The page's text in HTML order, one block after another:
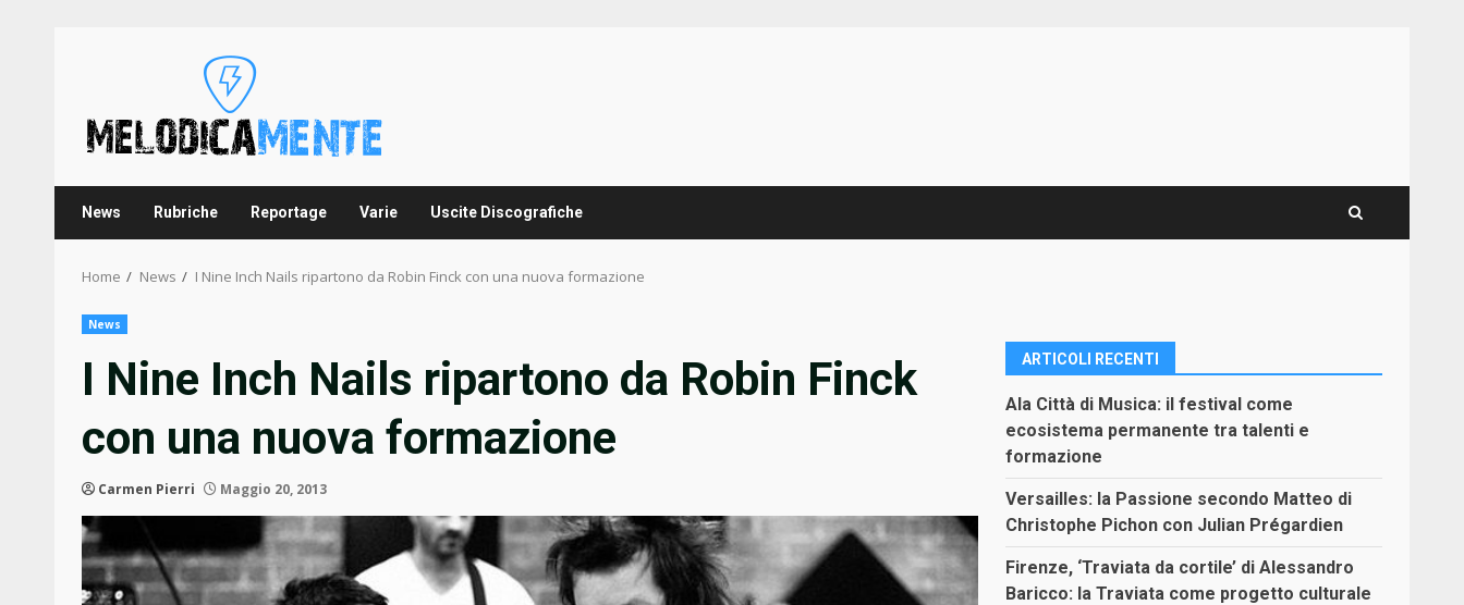
News Rubriche Reportage Varie Uscite Discografiche
Home News I Nine Inch Nails ripartono da Robin Finck con una nuova formazione
News
I Nine Inch Nails ripartono da Robin Finck
con una nuova formazione
Carmen Pierri Maggio 20, 2013
ARTICOLI RECENTI
Ala Città di Musica: il festival come
ecosistema permanente tra talenti e
formazione
Versailles: la Passione secondo Matteo di
Christophe Pichon con Julian Prégardien
Firenze, ‘Traviata da cortile’ di Alessandro
Baricco: la Traviata come progetto culturale